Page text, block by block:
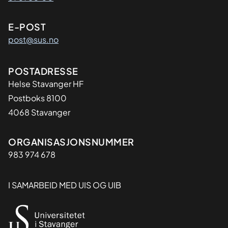
E-POST
post@sus.no
Adresse
POSTADRESSE
Helse Stavanger HF
Postboks 8100
4068 Stavanger
Organisasjon
ORGANISASJONSNUMMER
983 974 678
I SAMARBEID MED UIS OG UIB